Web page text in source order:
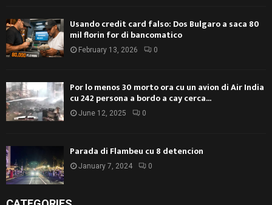
Usando credit card falso: Dos Bulgaro a saca 80
mil florin for di bancomatico
February 13, 2026 0
Por lo menos 30 morto ora cu un avion di Air India
cu 242 persona a bordo a cay cerca...
June 12, 2025 0
Parada di Flambeu cu 8 detencion
January 7, 2024 0